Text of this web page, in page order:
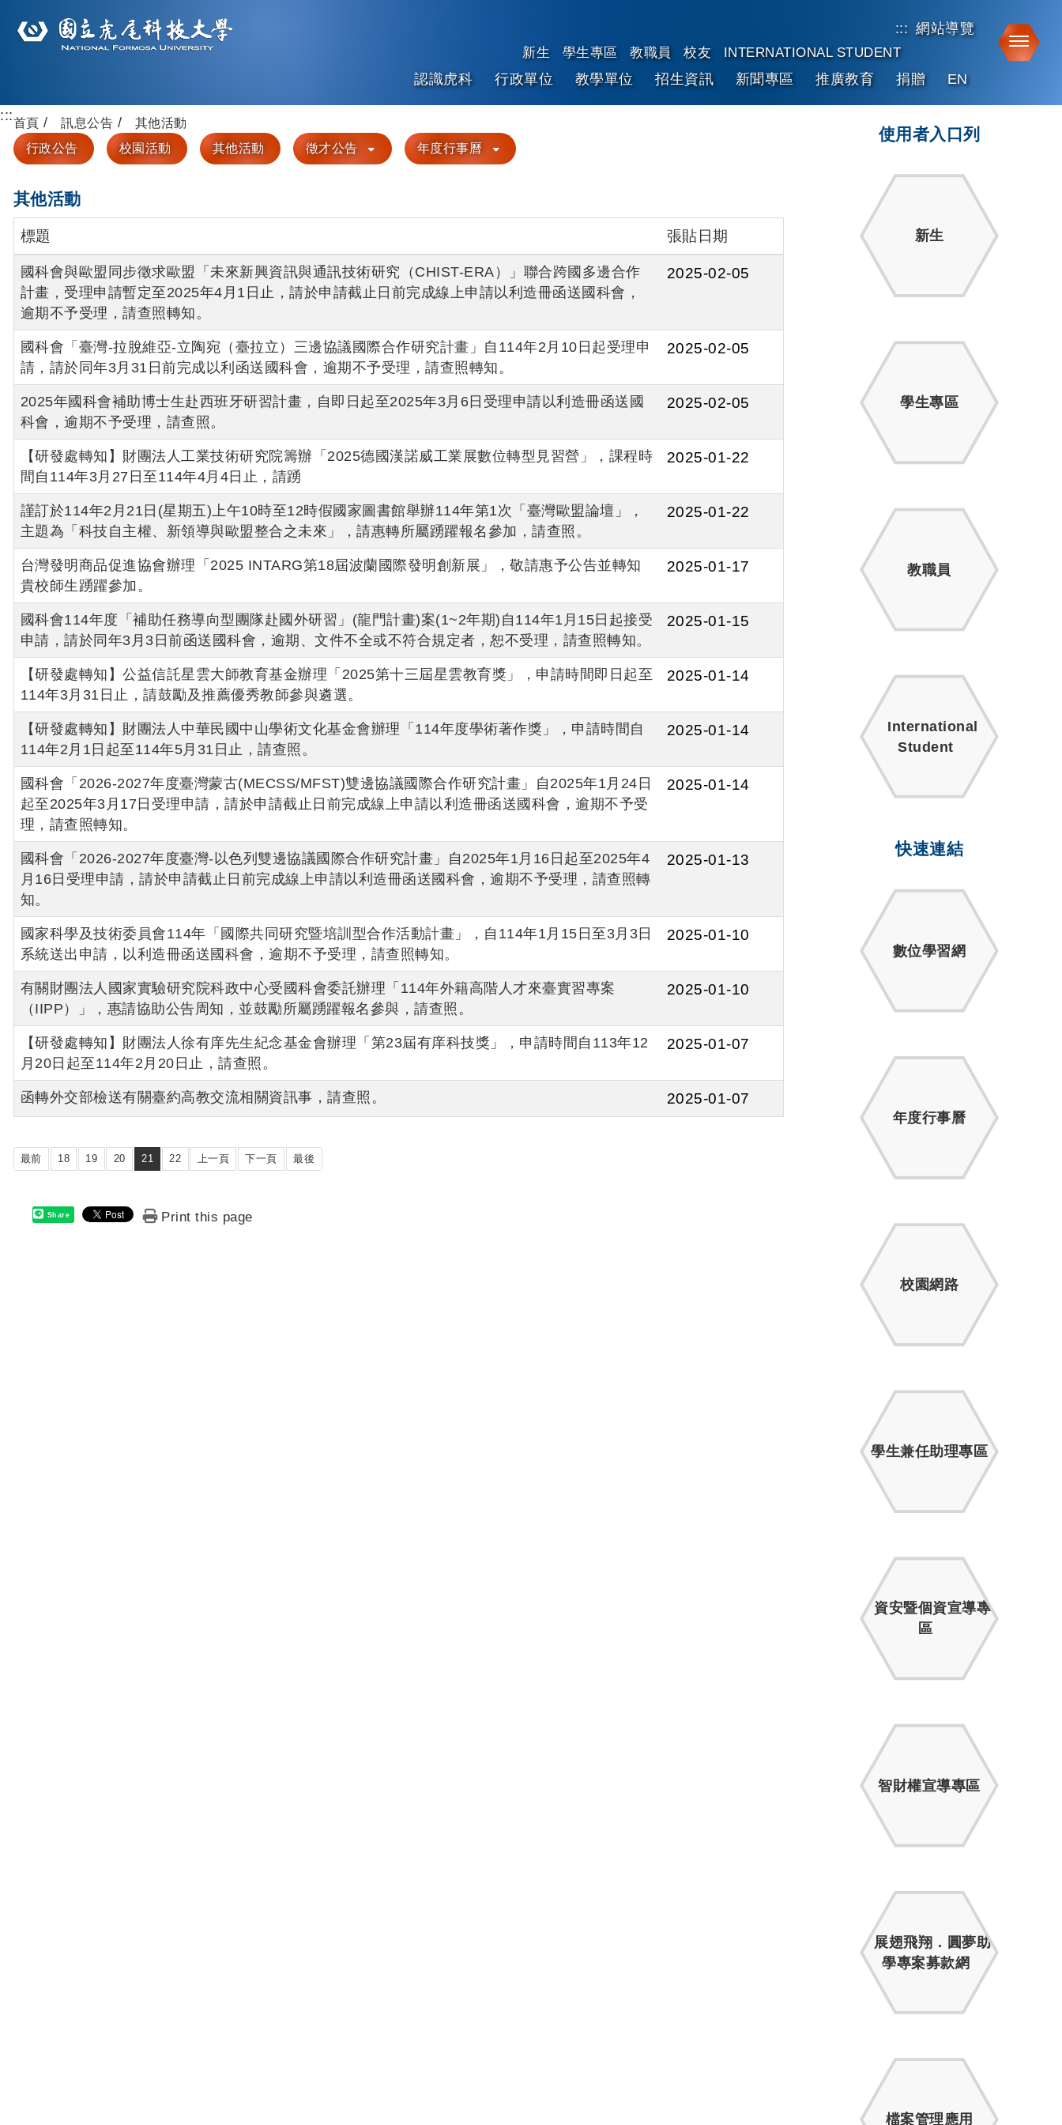
::: 網站導覽
新生 學生專區 教職員 校友 INTERNATIONAL STUDENT
認識虎科 行政單位 教學單位 招生資訊 新聞專區 推廣教育 捐贈 EN
:::首頁 訊息公告
其他活動
行政公告
校園活動 其他活動 徵才公告 年度行事曆
其他活動
標題 張貼日期
國科會與歐盟同步徵求歐盟「未來新興資訊與通訊技術研究（CHIST-ERA）」聯合跨國多邊合作
計畫，受理申請暫定至2025年4月1日止，請於申請截止日前完成線上申請以利造冊函送國科會，
逾期不予受理，請查照轉知。
2025-02-05
國科會「臺灣-拉脫維亞-立陶宛（臺拉立）三邊協議國際合作研究計畫」自114年2月10日起受理申
請，請於同年3月31日前完成以利函送國科會，逾期不予受理，請查照轉知。
2025-02-05
2025年國科會補助博士生赴西班牙研習計畫，自即日起至2025年3月6日受理申請以利造冊函送國
科會，逾期不予受理，請查照。
2025-02-05
【研發處轉知】財團法人工業技術研究院籌辦「2025德國漢諾威工業展數位轉型見習營」，課程時
間自114年3月27日至114年4月4日止，請踴
2025-01-22
謹訂於114年2月21日(星期五)上午10時至12時假國家圖書館舉辦114年第1次「臺灣歐盟論壇」，
主題為「科技自主權、新領導與歐盟整合之未來」，請惠轉所屬踴躍報名參加，請查照。
2025-01-22
台灣發明商品促進協會辦理「2025 INTARG第18屆波蘭國際發明創新展」，敬請惠予公告並轉知
貴校師生踴躍參加。
2025-01-17
國科會114年度「補助任務導向型團隊赴國外研習」(龍門計畫)案(1~2年期)自114年1月15日起接受
申請，請於同年3月3日前函送國科會，逾期、文件不全或不符合規定者，恕不受理，請查照轉知。
2025-01-15
【研發處轉知】公益信託星雲大師教育基金辦理「2025第十三屆星雲教育獎」，申請時間即日起至
114年3月31日止，請鼓勵及推薦優秀教師參與遴選。
2025-01-14
【研發處轉知】財團法人中華民國中山學術文化基金會辦理「114年度學術著作獎」，申請時間自
114年2月1日起至114年5月31日止，請查照。
2025-01-14
國科會「2026-2027年度臺灣蒙古(MECSS/MFST)雙邊協議國際合作研究計畫」自2025年1月24日
起至2025年3月17日受理申請，請於申請截止日前完成線上申請以利造冊函送國科會，逾期不予受
理，請查照轉知。
2025-01-14
國科會「2026-2027年度臺灣-以色列雙邊協議國際合作研究計畫」自2025年1月16日起至2025年4
月16日受理申請，請於申請截止日前完成線上申請以利造冊函送國科會，逾期不予受理，請查照轉
知。
2025-01-13
國家科學及技術委員會114年「國際共同研究暨培訓型合作活動計畫」，自114年1月15日至3月3日
系統送出申請，以利造冊函送國科會，逾期不予受理，請查照轉知。
2025-01-10
有關財團法人國家實驗研究院科政中心受國科會委託辦理「114年外籍高階人才來臺實習專案
（IIPP）」，惠請協助公告周知，並鼓勵所屬踴躍報名參與，請查照。
2025-01-10
【研發處轉知】財團法人徐有庠先生紀念基金會辦理「第23屆有庠科技獎」，申請時間自113年12
月20日起至114年2月20日止，請查照。
2025-01-07
函轉外交部檢送有關臺約高教交流相關資訊事，請查照。 2025-01-07
最前 18 19 20 21 22 上一頁 下一頁 最後
Share Print this page
使用者入口列
新生
學生專區
教職員
International
Student
快速連結
數位學習網
年度行事曆
校園網路
學生兼任助理專區
資安暨個資宣導專
區
智財權宣導專區
展翅飛翔．圓夢助
學專案募款網
檔案管理應用